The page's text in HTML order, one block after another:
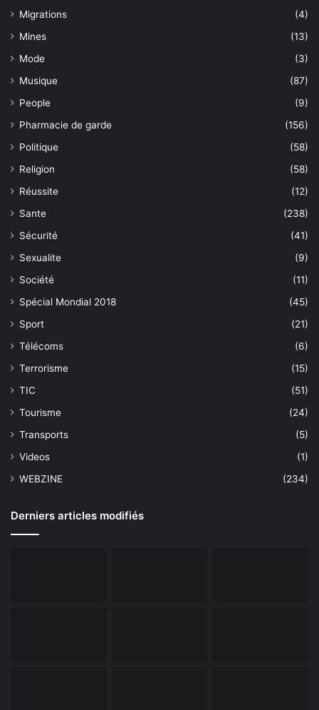
Migrations
(4)
Mines
(13)
Mode
(3)
Musique
(87)
People
(9)
Pharmacie de garde
(156)
Politique
(58)
Religion
(58)
Réussite
(12)
Sante
(238)
Sécurité
(41)
Sexualite
(9)
Société
(11)
Spécial Mondial 2018
(45)
Sport
(21)
Télécoms
(6)
Terrorisme
(15)
TIC
(51)
Tourisme
(24)
Transports
(5)
Videos
(1)
WEBZINE
(234)
Derniers articles modifiés